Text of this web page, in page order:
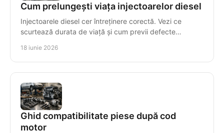
Cum prelungești viața injectoarelor diesel
Injectoarele diesel cer întreținere corectă. Vezi ce
scurtează durata de viață și cum previi defecte
18 iunie 2026
Ghid compatibilitate piese după cod
motor